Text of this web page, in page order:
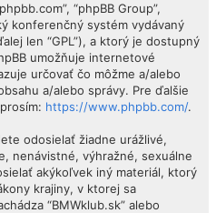
“phpBB Group”,
konferenčný systém vydávaný
len “GPL”), a ktorý je dostupný
umožňuje internetové
určovať čo môžme a/alebo
a/alebo správy. Pre ďalšie
https://www.phpbb.com/.
odosielať žiadne urážlivé,
nenávistné, výhražné, sexuálne
akýkoľvek iný materiál, ktorý
krajiny, v ktorej sa
“BMWklub.sk” alebo